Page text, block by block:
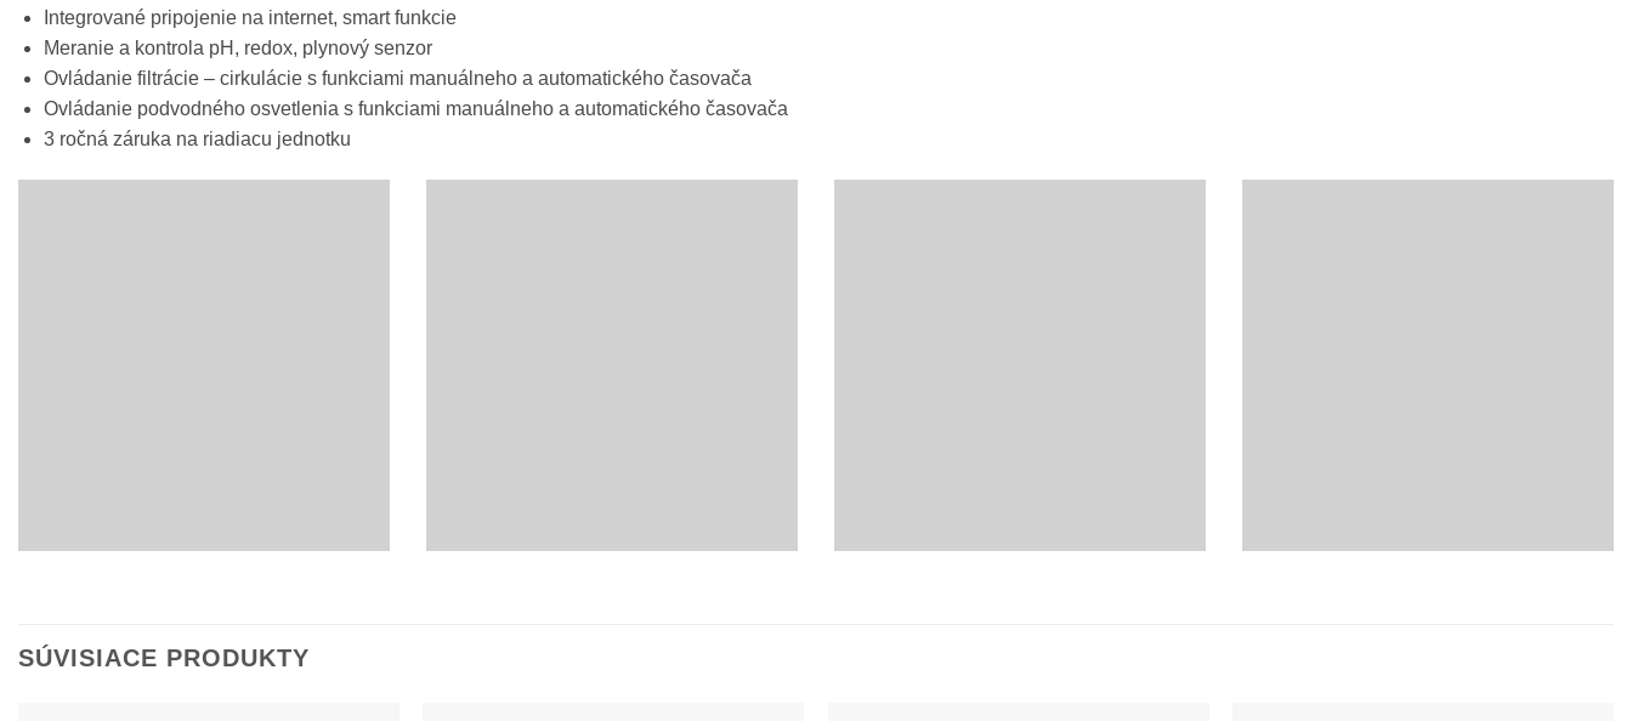
Integrované pripojenie na internet, smart funkcie
Meranie a kontrola pH, redox, plynový senzor
Ovládanie filtrácie – cirkulácie s funkciami manuálneho a automatického časovača
Ovládanie podvodného osvetlenia s funkciami manuálneho a automatického časovača
3 ročná záruka na riadiacu jednotku
SÚVISIACE PRODUKTY